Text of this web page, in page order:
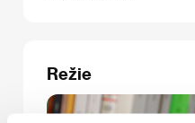
Režie